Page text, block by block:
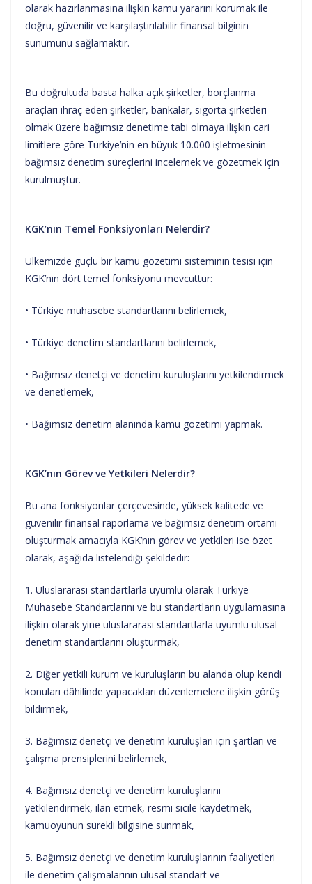
olarak hazırlanmasına ilişkin kamu yararını korumak ile
doğru, güvenilir ve karşılaştırılabilir finansal bilginin
sunumunu sağlamaktır.
Bu doğrultuda basta halka açık şirketler, borçlanma
araçları ihraç eden şirketler, bankalar, sigorta şirketleri
olmak üzere bağımsız denetime tabi olmaya ilişkin cari
limitlere göre Türkiye’nin en büyük 10.000 işletmesinin
bağımsız denetim süreçlerini incelemek ve gözetmek için
kurulmuştur.
KGK’nın Temel Fonksiyonları Nelerdir?
Ülkemizde güçlü bir kamu gözetimi sisteminin tesisi için
KGK’nın dört temel fonksiyonu mevcuttur:
• Türkiye muhasebe standartlarını belirlemek,
• Türkiye denetim standartlarını belirlemek,
• Bağımsız denetçi ve denetim kuruluşlarını yetkilendirmek
ve denetlemek,
• Bağımsız denetim alanında kamu gözetimi yapmak.
KGK’nın Görev ve Yetkileri Nelerdir?
Bu ana fonksiyonlar çerçevesinde, yüksek kalitede ve
güvenilir finansal raporlama ve bağımsız denetim ortamı
oluşturmak amacıyla KGK’nın görev ve yetkileri ise özet
olarak, aşağıda listelendiği şekildedir:
1. Uluslararası standartlarla uyumlu olarak Türkiye
Muhasebe Standartlarını ve bu standartların uygulamasına
ilişkin olarak yine uluslararası standartlarla uyumlu ulusal
denetim standartlarını oluşturmak,
2. Diğer yetkili kurum ve kuruluşların bu alanda olup kendi
konuları dâhilinde yapacakları düzenlemelere ilişkin görüş
bildirmek,
3. Bağımsız denetçi ve denetim kuruluşları için şartları ve
çalışma prensiplerini belirlemek,
4. Bağımsız denetçi ve denetim kuruluşlarını
yetkilendirmek, ilan etmek, resmi sicile kaydetmek,
kamuoyunun sürekli bilgisine sunmak,
5. Bağımsız denetçi ve denetim kuruluşlarının faaliyetleri
ile denetim çalışmalarının ulusal standart ve